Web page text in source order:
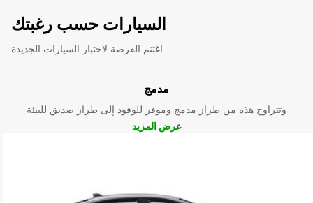
السيارات حسب رغبتك
اغتنم الفرصة لاختبار السيارات الجديدة
مدمج
وتتراوح هذه من طراز مدمج وموفر للوقود إلى طراز صديق للبيئة
عرض المزيد